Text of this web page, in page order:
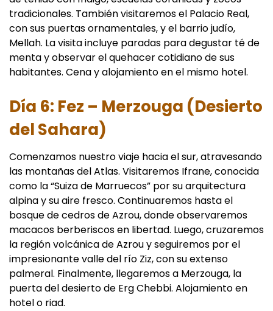
tradicionales. También visitaremos el Palacio Real,
con sus puertas ornamentales, y el barrio judío,
Mellah. La visita incluye paradas para degustar té de
menta y observar el quehacer cotidiano de sus
habitantes. Cena y alojamiento en el mismo hotel.
Día 6: Fez – Merzouga (Desierto
del Sahara)
Comenzamos nuestro viaje hacia el sur, atravesando
las montañas del Atlas. Visitaremos Ifrane, conocida
como la “Suiza de Marruecos” por su arquitectura
alpina y su aire fresco. Continuaremos hasta el
bosque de cedros de Azrou, donde observaremos
macacos berberiscos en libertad. Luego, cruzaremos
la región volcánica de Azrou y seguiremos por el
impresionante valle del río Ziz, con su extenso
palmeral. Finalmente, llegaremos a Merzouga, la
puerta del desierto de Erg Chebbi. Alojamiento en
hotel o riad.